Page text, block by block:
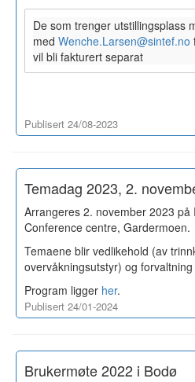
De som trenger utstillingsplass
med Wenche.Larsen@sintef.no
vil bli fakturert separat
Publisert 24/08-2023
Temadag 2023, 2.
Arrangeres 2. november 2023 på
Conference centre, Gardermoen.
Temaene blir vedlikehold (av
overvåkningsutstyr) og
Program ligger her.
Publisert 24/01-2024
Brukermøte 2022 i Bodø